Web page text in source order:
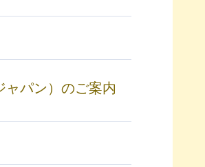
ャパン）のご案内